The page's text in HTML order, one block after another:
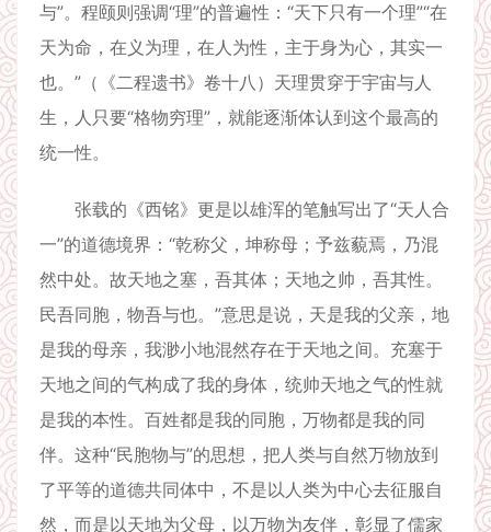
与”。程颐则强调“理”的普遍性：“天下只有一个理”“在
天为命，在义为理，在人为性，主于身为心，其实一
也。”（《二程遗书》卷十八）天理贯穿于宇宙与人
生，人只要“格物穷理”，就能逐渐体认到这个最高的
统一性。
张载的《西铭》更是以雄浑的笔触写出了“天人合
一”的道德境界：“乾称父，坤称母；予兹藐焉，乃混
然中处。故天地之塞，吾其体；天地之帅，吾其性。
民吾同胞，物吾与也。”意思是说，天是我的父亲，地
是我的母亲，我渺小地混然存在于天地之间。充塞于
天地之间的气构成了我的身体，统帅天地之气的性就
是我的本性。百姓都是我的同胞，万物都是我的同
伴。这种“民胞物与”的思想，把人类与自然万物放到
了平等的道德共同体中，不是以人类为中心去征服自
然，而是以天地为父母，以万物为友伴，彰显了儒家